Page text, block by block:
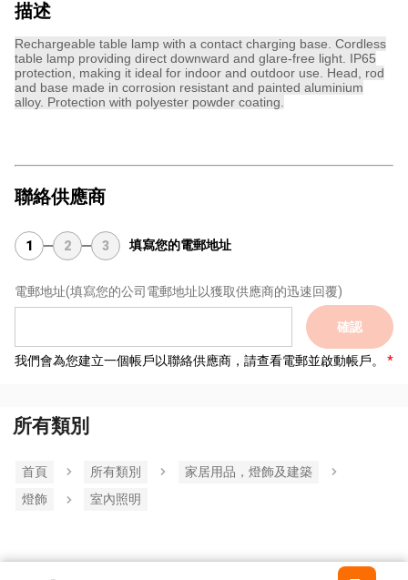
描述
Rechargeable table lamp with a contact charging base. Cordless
table lamp providing direct downward and glare-free light. IP65
protection, making it ideal for indoor and outdoor use. Head, rod
and base made in corrosion resistant and painted aluminium
alloy. Protection with polyester powder coating.
聯絡供應商
1 2 3 填寫您的電郵地址
電郵地址(填寫您的公司電郵地址以獲取供應商的迅速回覆)
確認
我們會為您建立一個帳戶以聯絡供應商，請查看電郵並啟動帳戶。
所有類別
首頁 所有類別
家居用品，燈飾及建築
燈飾
室內照明